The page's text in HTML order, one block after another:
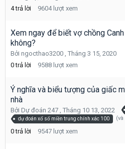
4 trả lời 9604 lượt xem
Xem ngay để biết vợ chồng
không?
Bởi ngocthao3200 , Tháng 3 15, 2020
0 trả lời 9588 lượt xem
Ý nghĩa và biểu tượng của giấc
nhà
Bởi Dự đoán 247 , Tháng 10 13, 2022
dự đoán xổ số miền trung chính xác 100
0 trả lời 9547 lượt xem